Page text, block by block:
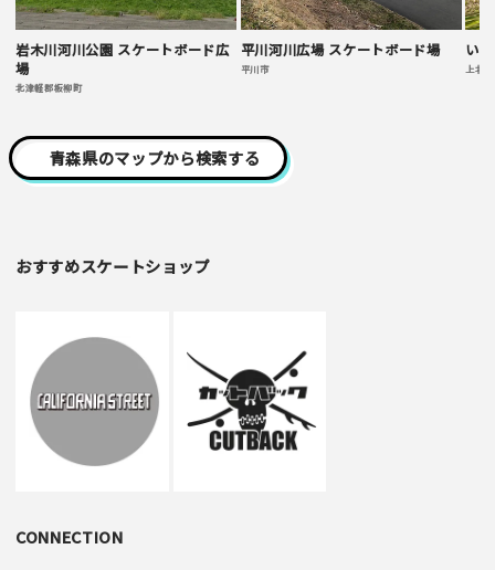
岩木川河川公園 スケートボード広
場
北津軽郡板柳町
平川河川広場 スケートボード場
平川市
い
上北
青森県のマップから検索する
おすすめスケートショップ
CONNECTION